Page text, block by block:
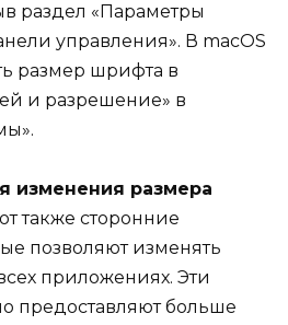
раздел «Параметры
управления». В macOS
размер шрифта в
и разрешение» в
изменения размера
также сторонние
позволяют изменять
приложениях. Эти
предоставляют больше